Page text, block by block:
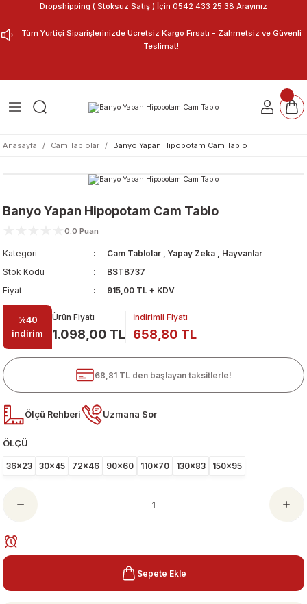
Dropshipping ( Stoksuz Satış ) İçin 0542 433 25 38 Arayınız
Tüm Yurtiçi Siparişlerinizde Ücretsiz Kargo Fırsatı - Zahmetsiz ve Güvenli
Teslimat!
Anasayfa Cam Tablolar Banyo Yapan Hipopotam Cam Tablo
Banyo Yapan Hipopotam Cam Tablo
0.0 Puan
Kategori Cam Tablolar , Yapay Zeka , Hayvanlar
Stok Kodu
BSTB737
Fiyat
915,00 TL + KDV
%40
indirim
Ürün Fiyatı
1.098,00 TL
İndirimli Fiyatı
658,80 TL
68,81 TL den başlayan taksitlerle!
Ölçü Rehberi Uzmana Sor
ÖLÇÜ
36x23 30x45 72x46 90x60 110x70 130x83 150x95
Sepete Ekle